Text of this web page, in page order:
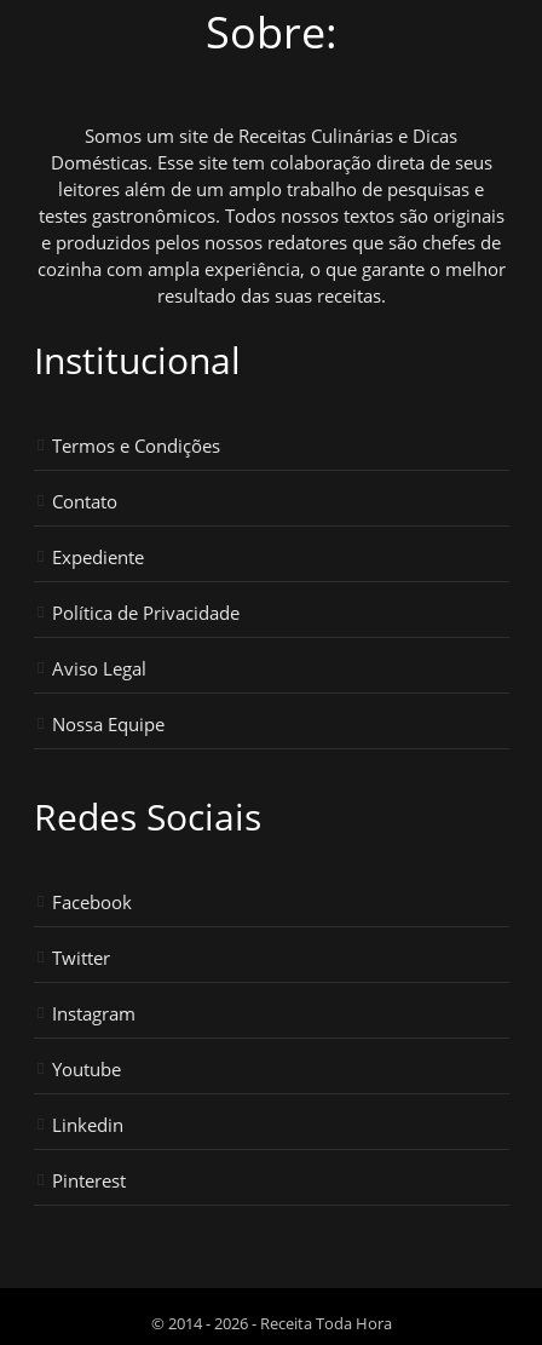
Sobre:
Somos um site de Receitas Culinárias e Dicas
Domésticas. Esse site tem colaboração direta de seus
leitores além de um amplo trabalho de pesquisas e
testes gastronômicos. Todos nossos textos são originais
e produzidos pelos nossos redatores que são chefes de
cozinha com ampla experiência, o que garante o melhor
resultado das suas receitas.
Institucional
Termos e Condições
Contato
Expediente
Política de Privacidade
Aviso Legal
Nossa Equipe
Redes Sociais
Facebook
Twitter
Instagram
Youtube
Linkedin
Pinterest
© 2014 - 2026 - Receita Toda Hora